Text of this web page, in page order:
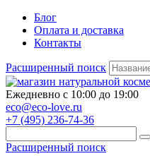
Блог
Оплата и доставка
Контакты
Расширенный поиск
Ежедневно с 10:00 до 19:00
eco@eco-love.ru
+7 (495) 236-74-36
Расширенный поиск